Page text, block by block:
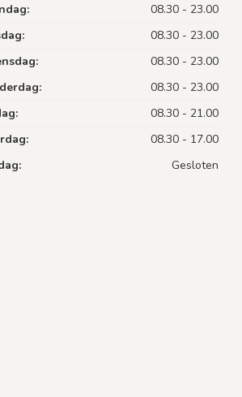
08.30 - 23.00
08.30 - 23.00
08.30 - 23.00
08.30 - 23.00
08.30 - 21.00
08.30 - 17.00
Gesloten